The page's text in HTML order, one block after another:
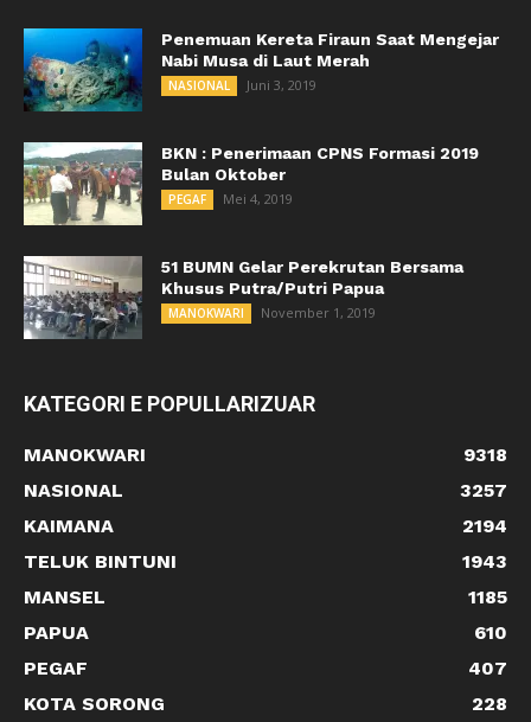
Penemuan Kereta Firaun Saat Mengejar
Nabi Musa di Laut Merah
NASIONAL Juni 3, 2019
BKN : Penerimaan CPNS Formasi 2019
Bulan Oktober
PEGAF Mei 4, 2019
51 BUMN Gelar Perekrutan Bersama
Khusus Putra/Putri Papua
MANOKWARI November 1, 2019
KATEGORI E POPULLARIZUAR
MANOKWARI
9318
NASIONAL
3257
KAIMANA
2194
TELUK BINTUNI
1943
MANSEL
1185
PAPUA
610
PEGAF
407
KOTA SORONG
228